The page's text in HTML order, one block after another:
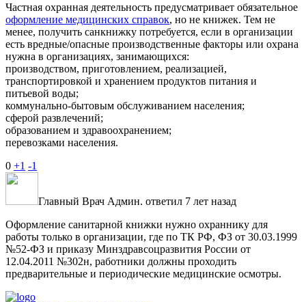
Частная охранная деятельность предусматривает обязательное
оформление медицинских справок, но не книжек. Тем не
менее, получить санкнижку потребуется, если в организации
есть вредные/опасные производственные факторы или охрана
нужна в организациях, занимающихся:
производством, приготовлением, реализацией,
транспортировкой и хранением продуктов питания и
питьевой воды;
коммунально-бытовым обслуживанием населения;
сферой развлечений;
образованием и здравоохранением;
перевозками населения.
0 +1 -1
Главный Врач Админ. ответил 7 лет назад
Оформление санитарной книжки нужно охраннику для
работы только в организации, где по ТК РФ, ФЗ от 30.03.1999
№52-ФЗ и приказу Минздравсоцразвития России от
12.04.2011 №302н, работники должны проходить
предварительные и периодические медицинские осмотры.